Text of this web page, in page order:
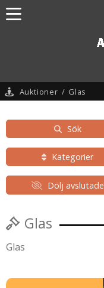
Auktioner / Glas
Sök
Kategorier
Dölj avslutade
Glas
Glas